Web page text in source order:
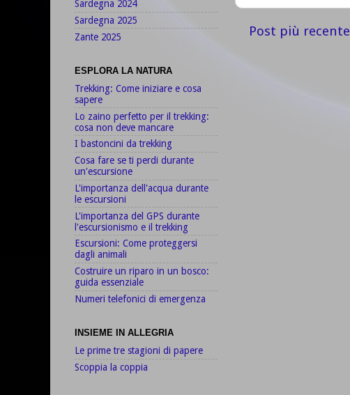
Post più recente
Sardegna 2024
Sardegna 2025
Zante 2025
ESPLORA LA NATURA
Trekking: Come iniziare e cosa
sapere
Lo zaino perfetto per il trekking:
cosa non deve mancare
I bastoncini da trekking
Cosa fare se ti perdi durante
un'escursione
L'importanza dell'acqua durante
le escursioni
L'importanza del GPS durante
l'escursionismo e il trekking
Escursioni: Come proteggersi
dagli animali
Costruire un riparo in un bosco:
guida essenziale
Numeri telefonici di emergenza
INSIEME IN ALLEGRIA
Le prime tre stagioni di papere
Scoppia la coppia